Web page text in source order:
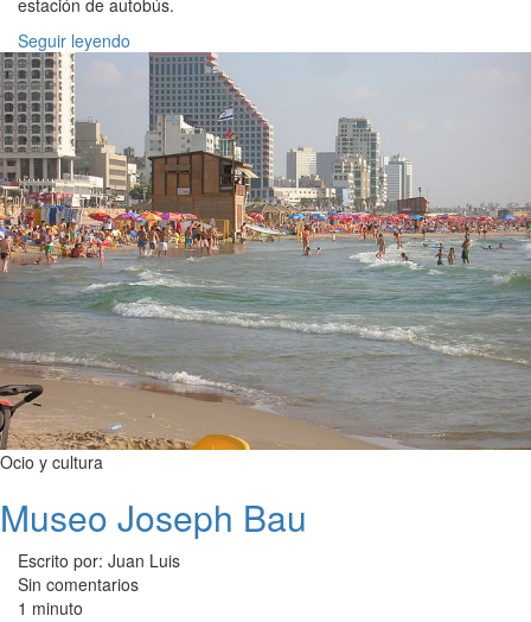
estación de autobús.
Seguir leyendo
Ocio y cultura
Museo Joseph Bau
Escrito por: Juan Luis
Sin comentarios
1 minuto